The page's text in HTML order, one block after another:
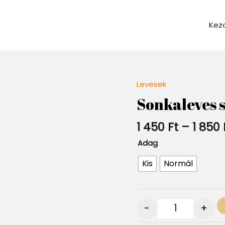
Levesek
Sonkaleves
1 450 Ft – 1 850
Adag
Kis Normál
- +